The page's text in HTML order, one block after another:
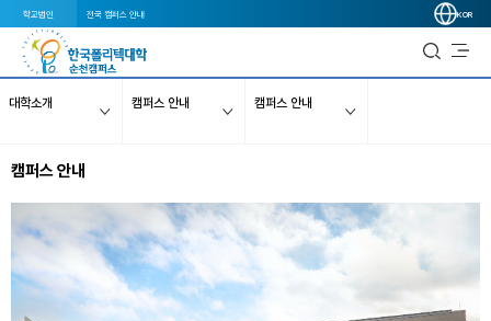
학교법인 전국 캠퍼스 안내 KOR
대학소개 캠퍼스 안내 캠퍼스 안내
캠퍼스 안내